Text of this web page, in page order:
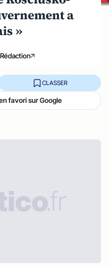
a
»
CLASSER
favori sur Google